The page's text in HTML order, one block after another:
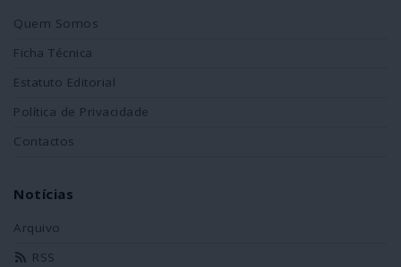
Quem Somos
Ficha Técnica
Estatuto Editorial
Política de Privacidade
Contactos
Notícias
Arquivo
RSS